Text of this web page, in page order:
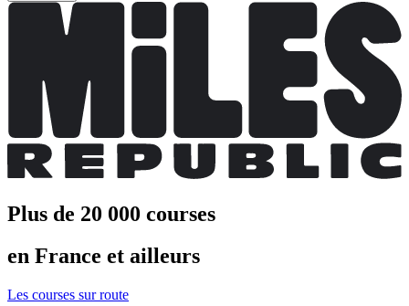
Plus de 20 000 courses
en France et ailleurs
Les courses sur route